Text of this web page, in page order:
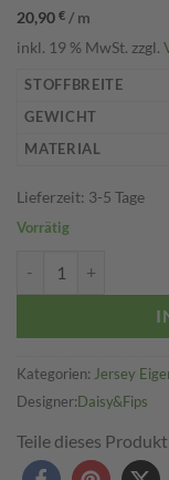
20,90 € / m
inkl. 19 % MwSt. zzgl.
STOFFBREITE
GEWICHT
MATERIAL
Lieferzeit: 3-5 Tage
Vorrätig
Kategorien: Jersey
Daisy&Fips
Teile dieses